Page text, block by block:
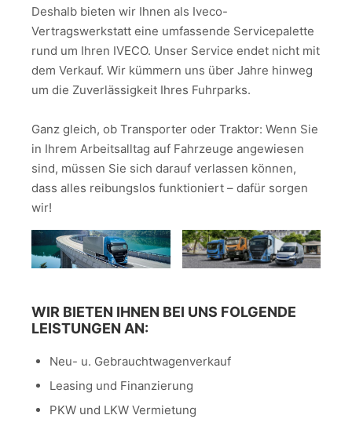
Deshalb bieten wir Ihnen als Iveco-
Vertragswerkstatt eine umfassende Servicepalette
rund um Ihren IVECO. Unser Service endet nicht mit
dem Verkauf. Wir kümmern uns über Jahre hinweg
um die Zuverlässigkeit Ihres Fuhrparks.
Ganz gleich, ob Transporter oder Traktor: Wenn Sie
in Ihrem Arbeitsalltag auf Fahrzeuge angewiesen
sind, müssen Sie sich darauf verlassen können,
dass alles reibungslos funktioniert – dafür sorgen
wir!
WIR BIETEN IHNEN BEI UNS FOLGENDE
LEISTUNGEN AN:
Neu- u. Gebrauchtwagenverkauf
Leasing und Finanzierung
PKW und LKW Vermietung